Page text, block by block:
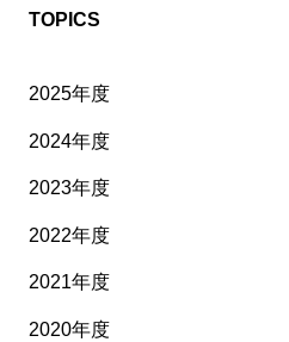
TOPICS
2025年度
2024年度
2023年度
2022年度
2021年度
2020年度